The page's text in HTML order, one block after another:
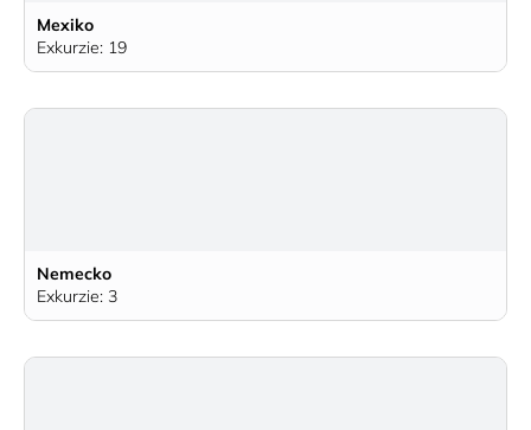
Mexiko
Exkurzie: 19
Nemecko
Exkurzie: 3